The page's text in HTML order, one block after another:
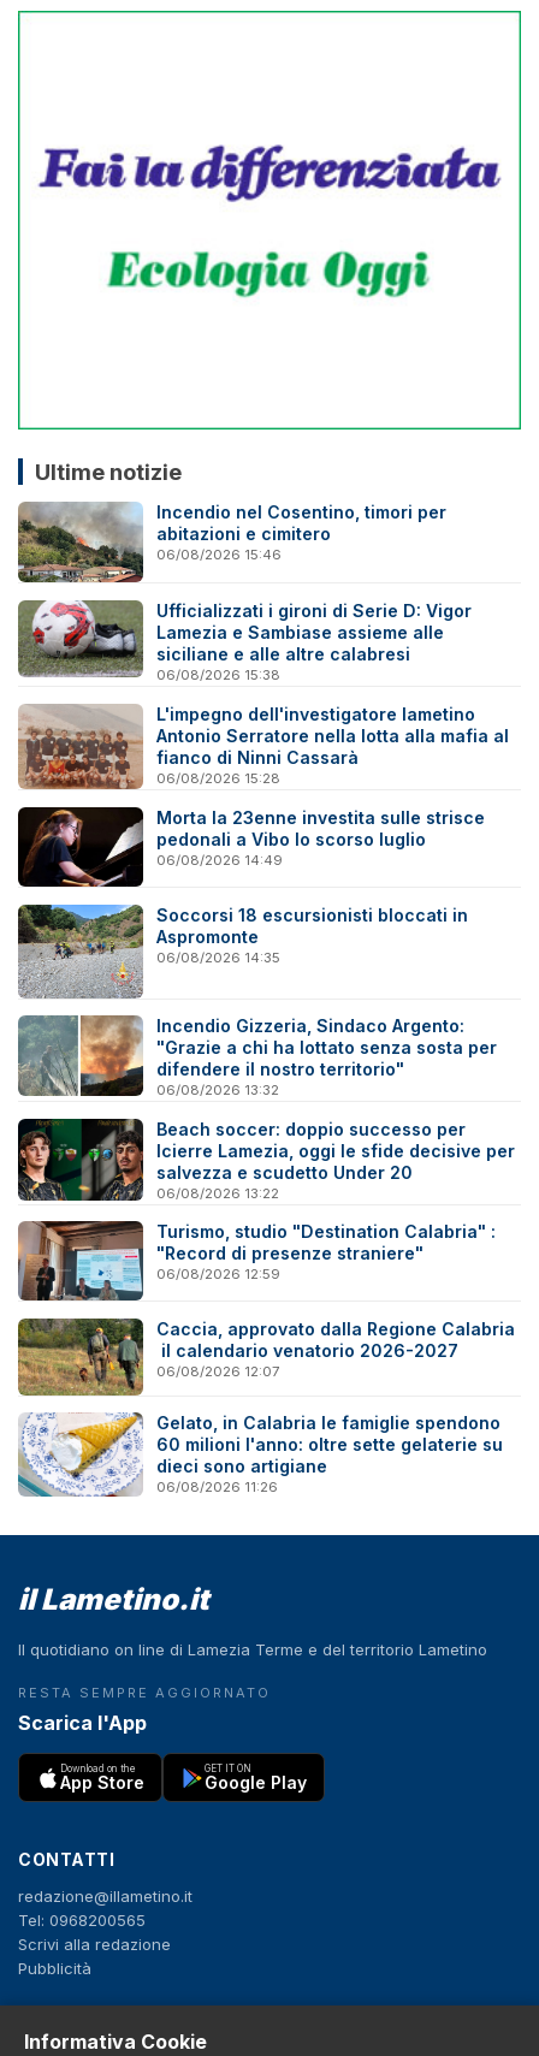
Ultime notizie
Incendio nel Cosentino, timori per
abitazioni e cimitero
06/08/2026 15:46
Ufficializzati i gironi di Serie D: Vigor
Lamezia e Sambiase assieme alle
siciliane e alle altre calabresi
06/08/2026 15:38
L'impegno dell'investigatore lametino
Antonio Serratore nella lotta alla mafia al
fianco di Ninni Cassarà
06/08/2026 15:28
Morta la 23enne investita sulle strisce
pedonali a Vibo lo scorso luglio
06/08/2026 14:49
Soccorsi 18 escursionisti bloccati in
Aspromonte
06/08/2026 14:35
Incendio Gizzeria, Sindaco Argento:
"Grazie a chi ha lottato senza sosta per
difendere il nostro territorio"
06/08/2026 13:32
Beach soccer: doppio successo per
Icierre Lamezia, oggi le sfide decisive per
salvezza e scudetto Under 20
06/08/2026 13:22
Turismo, studio "Destination Calabria" :
"Record di presenze straniere"
06/08/2026 12:59
Caccia, approvato dalla Regione Calabria
il calendario venatorio 2026-2027
06/08/2026 12:07
Gelato, in Calabria le famiglie spendono
60 milioni l'anno: oltre sette gelaterie su
dieci sono artigiane
06/08/2026 11:26
il Lametino.it
Il quotidiano on line di Lamezia Terme e del territorio Lametino
RESTA SEMPRE AGGIORNATO
Scarica l'App
Download on the
App Store
GET IT ON
Google Play
CONTATTI
redazione@illametino.it
Tel: 0968200565
Scrivi alla redazione
Pubblicità
SEGUICI
Informativa Cookie